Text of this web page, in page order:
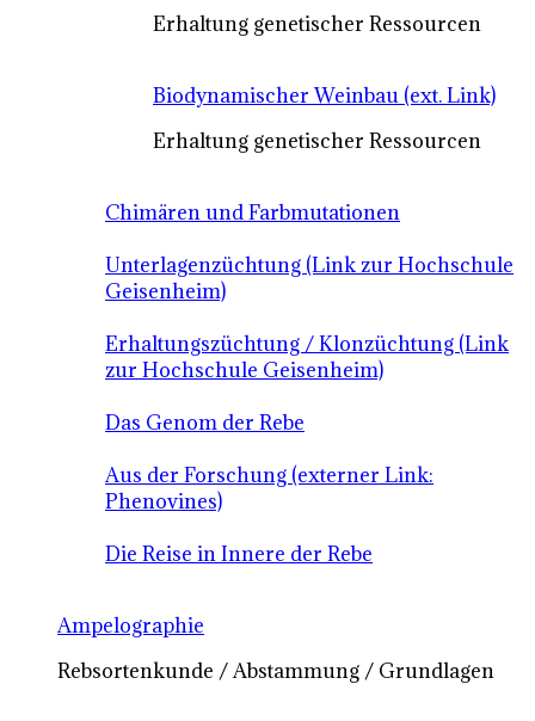
Erhaltung genetischer Ressourcen
Biodynamischer Weinbau (ext. Link)
Erhaltung genetischer Ressourcen
Chimären und Farbmutationen
Unterlagenzüchtung (Link zur Hochschule
Geisenheim)
Erhaltungszüchtung / Klonzüchtung (Link
zur Hochschule Geisenheim)
Das Genom der Rebe
Aus der Forschung (externer Link:
Phenovines)
Die Reise in Innere der Rebe
Ampelographie
Rebsortenkunde / Abstammung / Grundlagen